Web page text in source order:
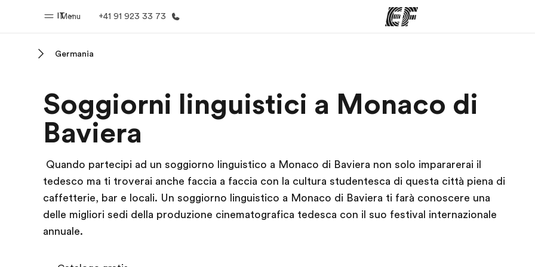
Menu
IT +41 91 923 33 73
Benvenuto alla EF Vedi la nostra offerta Trova l'ufficio più vicino
Germania
Soggiorni linguistici a Monaco di
Baviera
Quando partecipi ad un soggiorno linguistico a Monaco di Baviera non solo impararerai il
tedesco ma ti troverai anche faccia a faccia con la cultura studentesca di questa città piena di
caffetterie, bar e locali. Un soggiorno linguistico a Monaco di Baviera ti farà conoscere una
delle migliori sedi della produzione cinematografica tedesca con il suo festival internazionale
annuale.